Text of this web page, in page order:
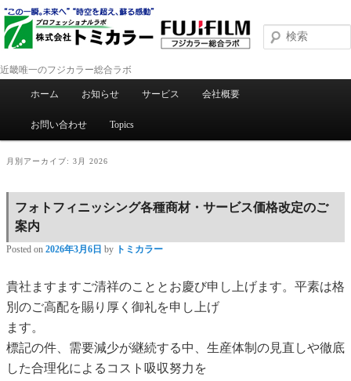
近畿唯一のフジカラー総合ラボ
メインメニュー
メインコンテンツへ移動
サブコンテンツへ移動
ホーム お知らせ サービス 会社概要
お問い合わせ Topics
月別アーカイブ: 3月 2026
フォトフィニッシング各種商材・サービス価格改定のご
案内
Posted on 2026年3月6日 by トミカラー
貴社ますますご清祥のこととお慶び申し上げます。平素は格
別のご高配を賜り厚く御礼を申し上げ
ます。
標記の件、需要減少が継続する中、生産体制の見直しや徹底
した合理化によるコスト吸収努力を